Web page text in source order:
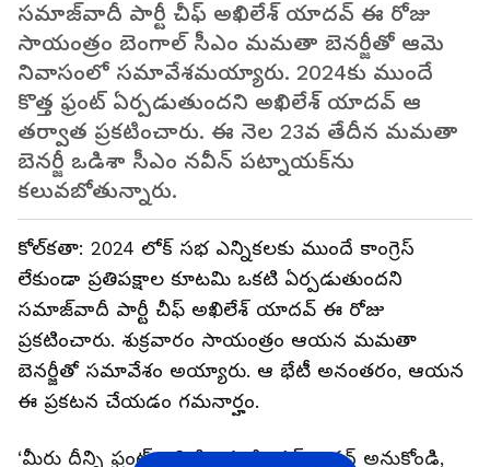
సమాజ్‌వాదీ పార్టీ చీఫ్ అఖిలేశ్ యాదవ్ ఈ రోజు
సాయంత్రం బెంగాల్ సీఎం మమతా బెనర్జీతో ఆమె
నివాసంలో సమావేశమయ్యారు. 2024కు ముందే
కొత్త ఫ్రంట్ ఏర్పడుతుందని అఖిలేశ్ యాదవ్ ఆ
తర్వాత ప్రకటించారు. ఈ నెల 23వ తేదీన మమతా
బెనర్జీ ఒడిశా సీఎం నవీన్ పట్నాయక్‌ను
కలువబోతున్నారు.
కోల్‌కతా: 2024 లోక్ సభ ఎన్నికలకు ముందే కాంగ్రెస్
లేకుండా ప్రతిపక్షాల కూటమి ఒకటి ఏర్పడుతుందని
సమాజ్‌వాదీ పార్టీ చీఫ్ అఖిలేశ్ యాదవ్ ఈ రోజు
ప్రకటించారు. శుక్రవారం సాయంత్రం ఆయన మమతా
బెనర్జీతో సమావేశం అయ్యారు. ఆ భేటీ అనంతరం, ఆయన
ఈ ప్రకటన చేయడం గమనార్హం.
‘మీరు దీన్ని ఫ్రంట్ అని పిలవండి, గట్‌బందన్ అనుకోండి,